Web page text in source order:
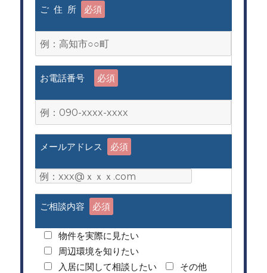
ご 住 所 必須
お電話番号 必須
メールアドレス 必須
ご相談内容 必須
物件を実際に見たい
周辺環境を知りたい
入居に関して相談したい
その他